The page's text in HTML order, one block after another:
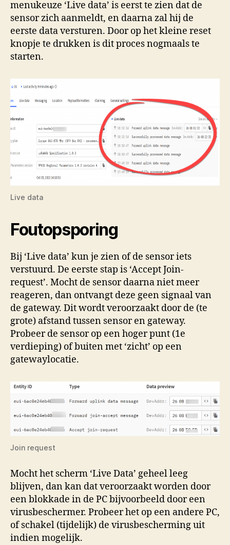
menukeuze ‘Live data’ is eerst te zien dat de
sensor zich aanmeldt, en daarna zal hij de
eerste data versturen. Door op het kleine reset
knopje te drukken is dit proces nogmaals te
starten.
Live data
Foutopsporing
Bij ‘Live data’ kun je zien of de sensor iets
verstuurd. De eerste stap is ‘Accept Join-
request’. Mocht de sensor daarna niet meer
reageren, dan ontvangt deze geen signaal van
de gateway. Dit wordt veroorzaakt door de (te
grote) afstand tussen sensor en gateway.
Probeer de sensor op een hoger punt (1e
verdieping) of buiten met ‘zicht’ op een
gatewaylocatie.
Join request
Mocht het scherm ‘Live Data’ geheel leeg
blijven, dan kan dat veroorzaakt worden door
een blokkade in de PC bijvoorbeeld door een
virusbeschermer. Probeer het op een andere PC,
of schakel (tijdelijk) de virusbescherming uit
indien mogelijk.